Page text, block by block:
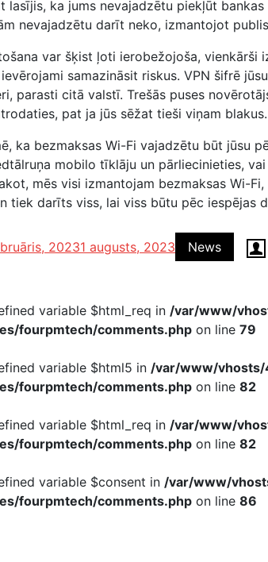
lasījis, ka jums nevajadzētu piekļūt
nevajadzētu darīt neko, izmantojot
var šķist ļoti ierobežojoša, vienkārši
samazināsit riskus. VPN šifrē
parasti citā valstī. Trešās puses
pat ja jūs sēžat tieši viņam blakus.
ka bezmaksas Wi-Fi vajadzētu būt jūsu
mobilo tīklāju un pārliecinieties,
mēs visi izmantojam bezmaksas Wi-
tiek darīts viss, lai viss būtu pēc iespējas
20231 augusts, 2023 News
variable $html_req in /var/www/
fourpmtech/comments.php on line 79
variable $html5 in /var/www/
fourpmtech/comments.php on line 82
variable $html_req in /var/www/
fourpmtech/comments.php on line 82
variable $consent in /var/www/
fourpmtech/comments.php on line 86